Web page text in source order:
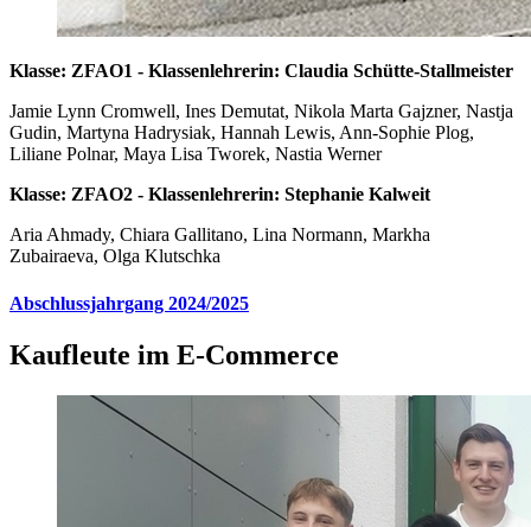
Klasse: ZFAO1 - Klassenlehrerin: Claudia Schütte-Stallmeister
Jamie Lynn Cromwell, Ines Demutat, Nikola Marta Gajzner, Nastja
Gudin, Martyna Hadrysiak, Hannah Lewis, Ann-Sophie Plog,
Liliane Polnar, Maya Lisa Tworek, Nastia Werner
Klasse: ZFAO2 - Klassenlehrerin: Stephanie Kalweit
Aria Ahmady, Chiara Gallitano, Lina Normann, Markha
Zubairaeva, Olga Klutschka
Abschlussjahrgang 2024/2025
Kaufleute im E-Commerce